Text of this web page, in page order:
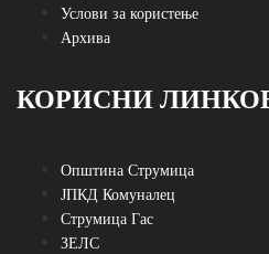
Услови за користење
Архива
КОРИСНИ
Општина Струмица
ЈПКД Комуналец
Струмица Гас
ЗЕЛС